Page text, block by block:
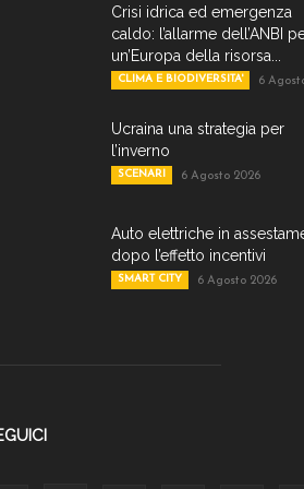
Crisi idrica ed emergenza
caldo: l’allarme dell’ANBI
un’Europa della risorsa...
CLIMA E BIODIVERSITA' 6
Ucraina una strategia per
l’inverno
SCENARI 6 Agosto 2026
Auto elettriche in
dopo l’effetto incentivi
SMART CITY 6 Agosto 2026